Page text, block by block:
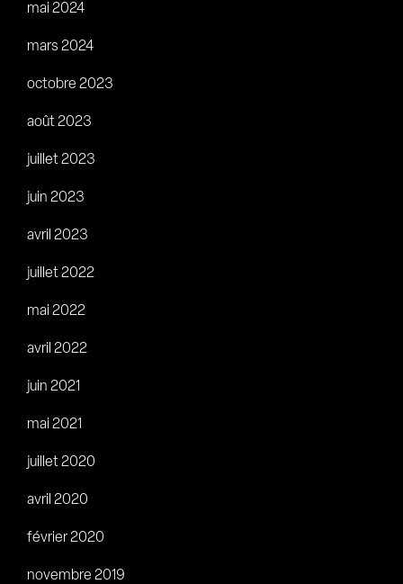
mai 2024
mars 2024
octobre 2023
août 2023
juillet 2023
juin 2023
avril 2023
juillet 2022
mai 2022
avril 2022
juin 2021
mai 2021
juillet 2020
avril 2020
février 2020
novembre 2019